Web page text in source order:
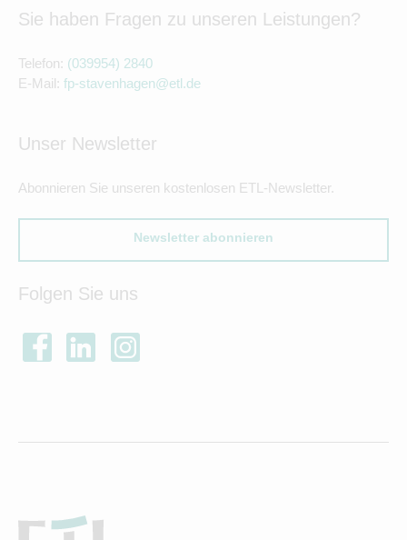
Sie haben Fragen zu unseren Leistungen?
Telefon: (039954) 2840
E-Mail: fp-stavenhagen@etl.de
Unser Newsletter
Abonnieren Sie unseren kostenlosen ETL-Newsletter.
Newsletter abonnieren
Folgen Sie uns